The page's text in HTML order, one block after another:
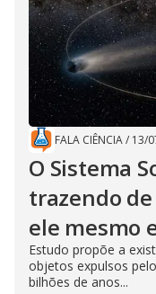
FALA CIÊNCIA/ 13/
O Sistema
trazendo
ele mesmo
Estudo propõe a
objetos expulsos
bilhões de anos...